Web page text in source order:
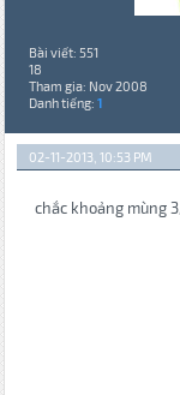
Bài viết: 551
18
Tham gia: Nov 2008
Danh tiếng: 1
02-11-2013, 10:53 PM
chắc khoảng mùng